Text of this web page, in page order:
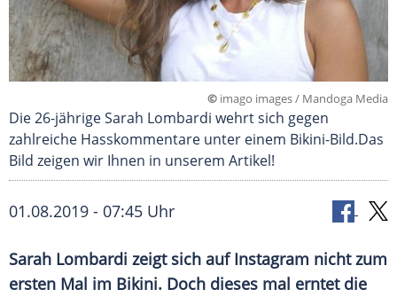
© imago images / Mandoga Media
Die 26-jährige Sarah Lombardi wehrt sich gegen
zahlreiche Hasskommentare unter einem Bikini-Bild.Das
Bild zeigen wir Ihnen in unserem Artikel!
01.08.2019 - 07:45 Uhr
Sarah Lombardi zeigt sich aufInstagram nicht zum
ersten Mal im Bikini. Doch dieses mal erntet die